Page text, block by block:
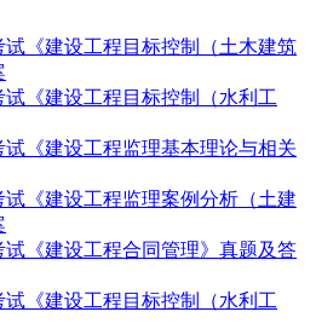
试《建设工程目标控制（土木建筑
试《建设工程目标控制（水利工
试《建设工程监理基本理论与相关
试《建设工程监理案例分析（土建
试《建设工程合同管理》真题及答
试《建设工程目标控制（水利工